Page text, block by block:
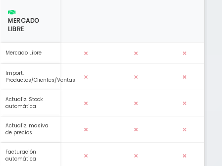
MERCADO
LIBRE
Mercado Libre
Import.
Productos/Clientes/Ventas
Actualiz. Stock
automática
Actualiz. masiva
de precios
Facturación
automática